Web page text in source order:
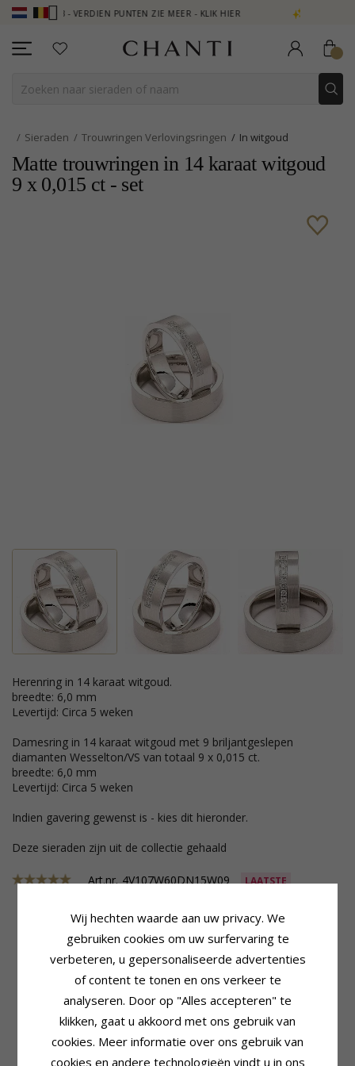
- VERDIEN PUNTEN ZIE MEER - KLIK HIER NEW COLLECTION |
Sieraden Trouwringen Verlovingsringen In witgoud
Matte trouwringen in 14 karaat witgoud
9 x 0,015 ct - set
Herenring in 14 karaat witgoud.
breedte: 6,0 mm
Levertijd: Circa 5 weken
Damesring in 14 karaat witgoud met 9 briljantgeslepen
diamanten Wesselton/VS van totaal 9 x 0,015 ct.
breedte: 6,0 mm
Levertijd: Circa 5 weken
Indien gavering gewenst is - kies dit hieronder.
Deze sieraden zijn uit de collectie gehaald
Art.nr. 4V107W60DN15W09 LAATSTE
Productinformatie
Bijvoeglijk Naamwoord: Matte
Herenring
14
Oppervlak: Mat
Breedte: 6,0 mm
Gewicht:10,3 G
Levertijd:Circa 5 Weken
Productinformatie
Ringtype: Damesring
Wij hechten waarde aan uw privacy. We
gebruiken cookies om uw surfervaring te
verbeteren, u gepersonaliseerde advertenties
of content te tonen en ons verkeer te
analyseren. Door op "Alles accepteren" te
klikken, gaat u akkoord met ons gebruik van
cookies. Meer informatie over ons gebruik van
cookies en andere technologieën vindt u in ons